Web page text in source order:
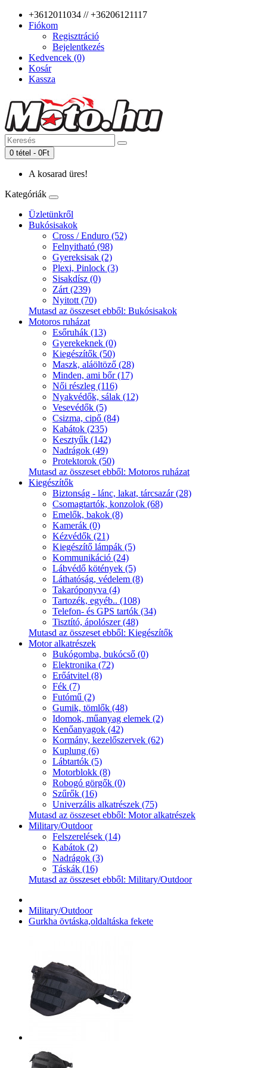
+3612011034 // +36206121117
Fiókom
Regisztráció
Bejelentkezés
Kedvencek (0)
Kosár
Kassza
0 tétel - 0Ft
A kosarad üres!
Kategóriák
Üzletünkről
Bukósisakok
Cross / Enduro (52)
Felnyitható (98)
Gyereksisak (2)
Plexi, Pinlock (3)
Sisakdísz (0)
Zárt (239)
Nyitott (70)
Mutasd az összeset ebből: Bukósisakok
Motoros ruházat
Esőruhák (13)
Gyerekeknek (0)
Kiegészítők (50)
Maszk, aláöltöző (28)
Minden, ami bőr (17)
Női részleg (116)
Nyakvédők, sálak (12)
Vesevédők (5)
Csizma, cipő (84)
Kabátok (235)
Kesztyűk (142)
Nadrágok (49)
Protektorok (50)
Mutasd az összeset ebből: Motoros ruházat
Kiegészítők
Biztonság - lánc, lakat, tárcsazár (28)
Csomagtartók, konzolok (68)
Emelők, bakok (8)
Kamerák (0)
Kézvédők (21)
Kiegészítő lámpák (5)
Kommunikáció (24)
Lábvédő kötények (5)
Láthatóság, védelem (8)
Takaróponyva (4)
Tartozék, egyéb.. (108)
Telefon- és GPS tartók (34)
Tisztító, ápolószer (48)
Mutasd az összeset ebből: Kiegészítők
Motor alkatrészek
Bukógomba, bukócső (0)
Elektronika (72)
Erőátvitel (8)
Fék (7)
Futómű (2)
Gumik, tömlők (48)
Idomok, műanyag elemek (2)
Kenőanyagok (42)
Kormány, kezelőszervek (62)
Kuplung (6)
Lábtartók (5)
Motorblokk (8)
Robogó görgők (0)
Szűrők (16)
Univerzális alkatrészek (75)
Mutasd az összeset ebből: Motor alkatrészek
Military/Outdoor
Felszerelések (14)
Kabátok (2)
Nadrágok (3)
Táskák (16)
Mutasd az összeset ebből: Military/Outdoor
Military/Outdoor
Gurkha övtáska,oldaltáska fekete